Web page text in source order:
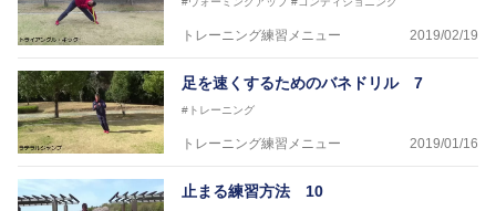
東温高校野球部
松山西中等教育学校野球部
南宇和高校野球部
八幡浜工業野球部
IPU環太平洋大学短期大学部ソフトボール部
美作大学女子ソフトボール部
●資格●
日本スポーツ協会公認 スポーツプログラマー
トレーニング練習メニュー 2019/02/19
足を速くするためのバネドリル 7
#トレーニング
トレーニング練習メニュー 2019/01/16
止まる練習方法 10